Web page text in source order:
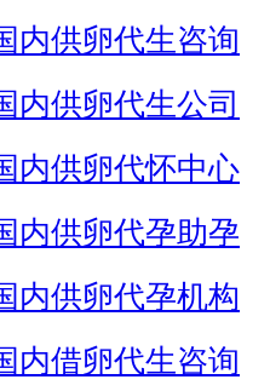
内供卵代生咨询
内供卵代生公司
内供卵代怀中心
内供卵代孕助孕
内供卵代孕机构
内借卵代生咨询